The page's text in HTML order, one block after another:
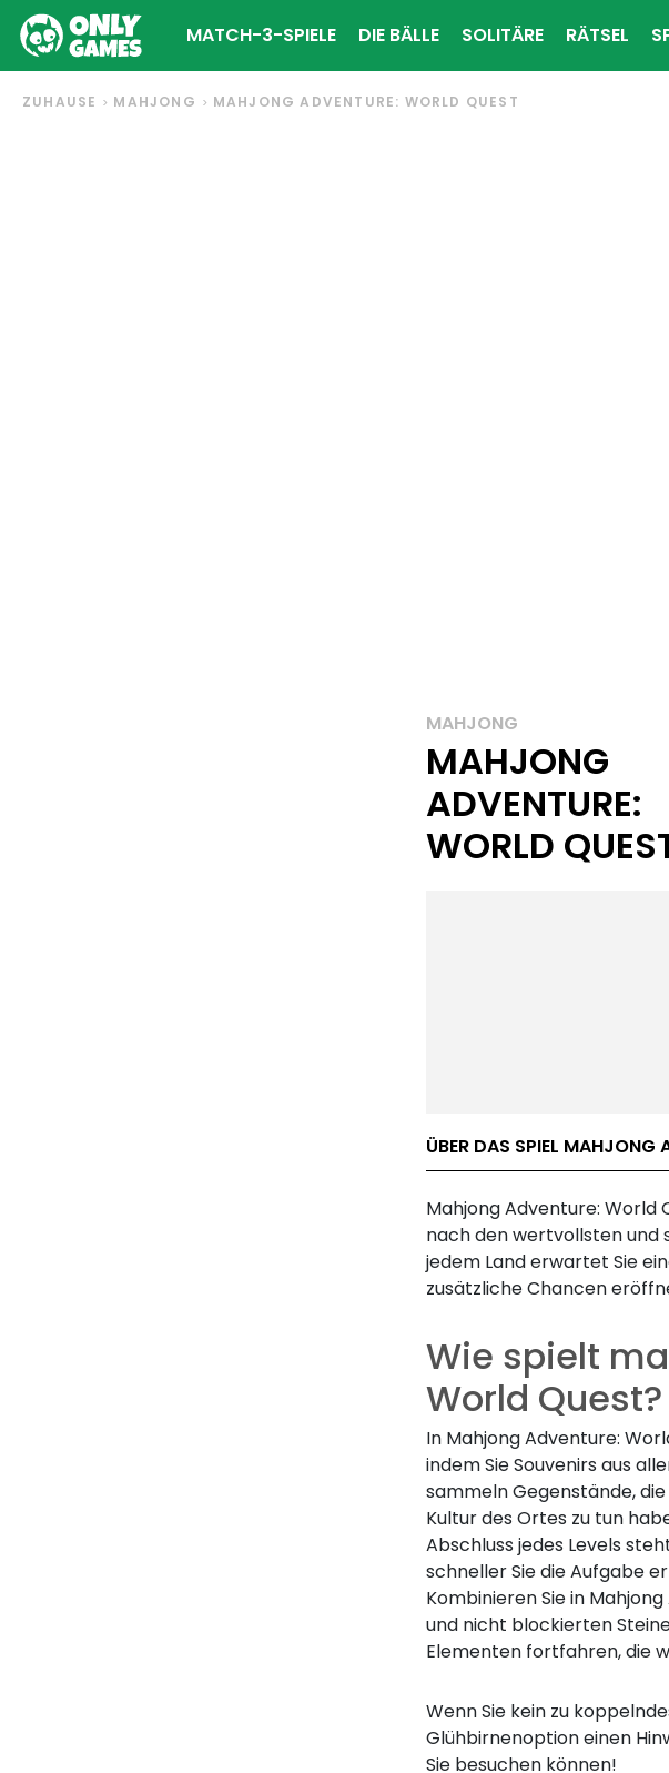
MATCH-3-SPIELE DIE BÄLLE SOLITÄRE RÄTSEL
ZUHAUSE MAHJONG MAHJONG ADVENTURE: WORLD QUEST
MAHJONG
MAHJONG
ADVENTURE:
WORLD
ÜBER DAS SPIEL MAHJONG
Mahjong Adventure: World
nach den wertvollsten und
jedem Land erwartet Sie
zusätzliche Chancen
Wie spielt
World Quest?
In Mahjong Adventure:
indem Sie Souvenirs aus
sammeln Gegenstände,
Kultur des Ortes zu tun
Abschluss jedes Levels
schneller Sie die Aufgabe
Kombinieren Sie in
und nicht blockierten
Elementen fortfahren, die
Wenn Sie kein zu
Glühbirnenoption einen
Sie besuchen können!